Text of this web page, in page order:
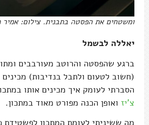
ומשטחים את הפסטה בתבנית. צילום: אמיר
יאללה לבשמל
ברגע שהפסטה והרוטב מעורבבים
(חשוב לטעום ולתבל בנדיבות)
הסברתי לעומק איך מכינים אותו
צ'יז ואופן הכנה מפורט מאוד במתכון.
מה ששיניתי לעומת המתכון לפשטידת